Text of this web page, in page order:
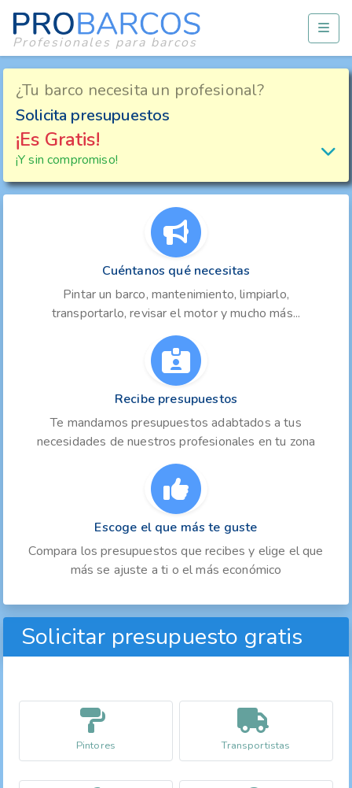
Profesionales para barcos
¿Tu barco necesita un profesional?
Solicita presupuestos
¡Es Gratis!
¡Y sin compromiso!
Cuéntanos qué necesitas
Pintar un barco, mantenimiento, limpiarlo,
transportarlo, revisar el motor y mucho más...
Recibe presupuestos
Te mandamos presupuestos adabtados a tus
necesidades de nuestros profesionales en tu zona
Escoge el que más te guste
Compara los presupuestos que recibes y elige el que
más se ajuste a ti o el más económico
Solicitar presupuesto gratis
Pintores Transportistas